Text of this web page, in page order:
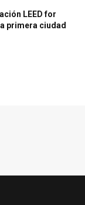
LEED for
primera ciudad